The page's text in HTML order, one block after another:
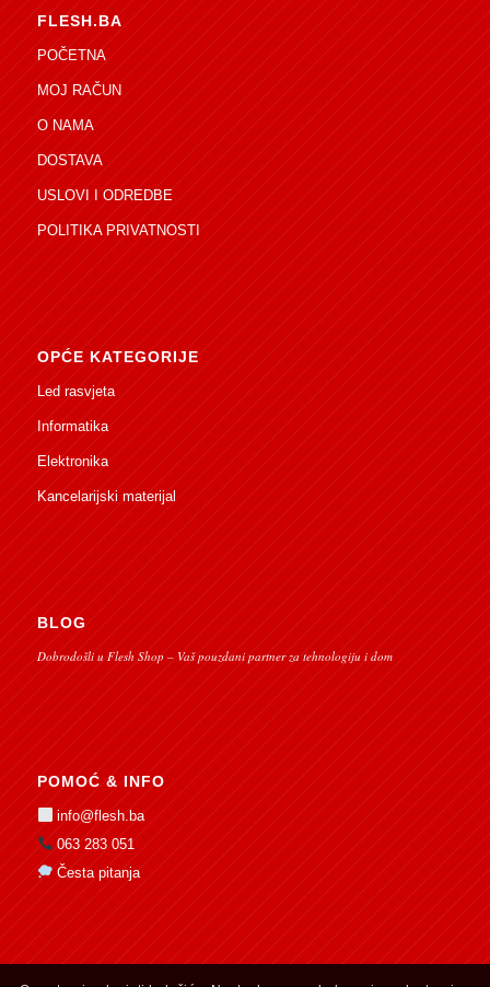
FLESH.BA
POČETNA
MOJ RAČUN
O NAMA
DOSTAVA
USLOVI I ODREDBE
POLITIKA PRIVATNOSTI
OPĆE KATEGORIJE
Led rasvjeta
Informatika
Elektronika
Kancelarijski materijal
BLOG
Dobrodošli u Flesh Shop – Vaš pouzdani partner za tehnologiju i dom
POMOĆ & INFO
info@flesh.ba
063 283 051
Česta pitanja